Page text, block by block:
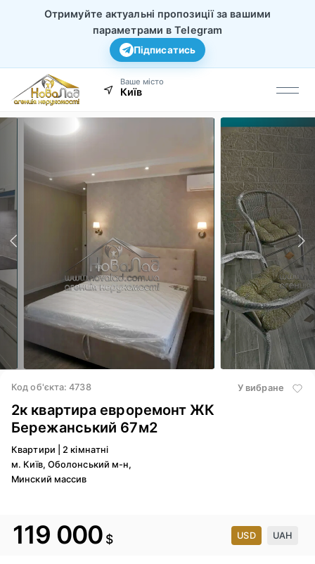
Отримуйте актуальні пропозиції за вашими
параметрами в Telegram
Підписатись
Ваше місто
Київ
Код об'єкта: 4738 У вибране
2к квартира евроремонт ЖК
Бережанський 67м2
Квартири |2 кімнатні
м. Київ, Оболонський м-н,
Минский массив
119 000 $ USD UAH